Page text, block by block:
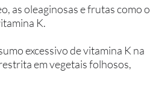
as oleaginosas e frutas como o
K.
excessivo de vitamina K na
em vegetais folhosos,